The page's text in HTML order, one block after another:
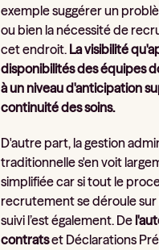
exemple suggérer un
ou bien la nécessité de
cet endroit. La visibilité
disponibilités des équipes
à un niveau d'anticipation
continuité des soins.
D'autre part, la gestion
traditionnelle s'en voit
simplifiée car si tout le
recrutement se déroule sur
suivi l’est également. De
contratset Déclarations